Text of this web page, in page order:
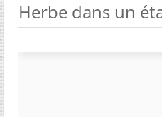
Herbe dans un